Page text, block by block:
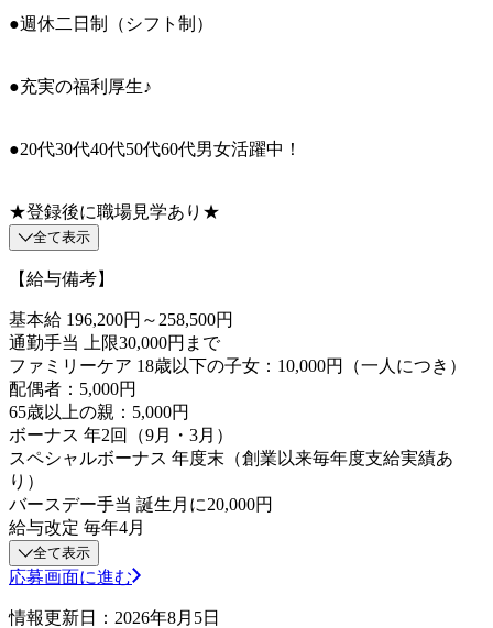
●週休二日制（シフト制）
●充実の福利厚生♪
●20代30代40代50代60代男女活躍中！
★登録後に職場見学あり★
全て表示
【給与備考】
基本給 196,200円～258,500円
通勤手当 上限30,000円まで
ファミリーケア 18歳以下の子女：10,000円（一人につき）
配偶者：5,000円
65歳以上の親：5,000円
ボーナス 年2回（9月・3月）
スペシャルボーナス 年度末（創業以来毎年度支給実績あ
り）
バースデー手当 誕生月に20,000円
給与改定 毎年4月
全て表示
応募画面に進む
情報更新日：2026年8月5日